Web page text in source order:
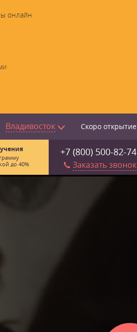
онлайн
Владивосток Скоро открытие
+7 (800) 500-82-74
Заказать звонок
до 40%